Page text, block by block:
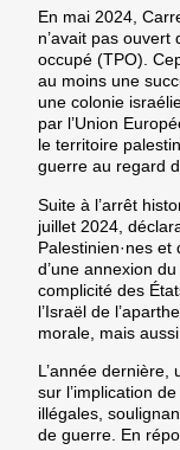
En mai 2024,
n’avait pas
occupé (TPO).
au moins une
une colonie
par l’Union
le territoire
guerre au regard
Suite à l’arrêt
juillet 2024,
Palestinien·nes et
d’une annexion
complicité des
l’Israël de
morale, mais
L’année
sur l’implication
illégales,
de guerre. En